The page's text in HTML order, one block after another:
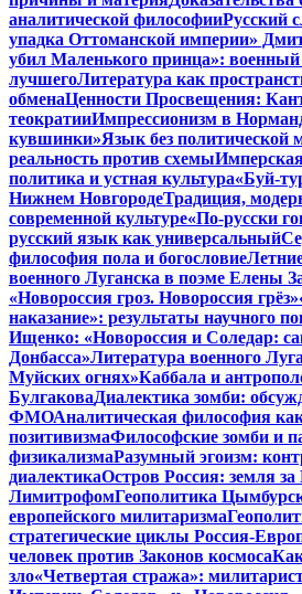
аналитической философииРусский
упадка Оттоманской империи»
убил Маленького принца»: военный
лучшегоЛитература как
обменаЦенности Просвещения:
теократииИмпрессионизм в
кувшинки»Язык без политической
реальность против схемы
политика и устная культура«Буй-
Нижнем НовгородеТрадиция,
современной культуре«По-русски
русский язык как универсальный
философия пола и богословие
военного Луганска в поэме Елены
«Новороссия гроз. Новороссия грёз»
наказание»: результаты научного
Ищенко: «Новороссия и Соледар:
Донбасса»Литература военного
Муйских огнях»Каббала и
БулгаковаДиалектика зомби:
ФМОАналитическая философия
позитивизмаФилософские зомби и
физикализмаРазумный эгоизм:
диалектикаОстров Россия: земля
ЛимитрофомГеополитика
европейского милитаризма
стратегические циклы Россия-
человек против Законов космоса
зло«Четвертая стража»: